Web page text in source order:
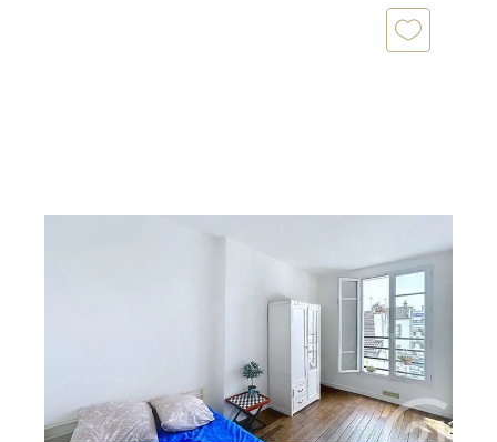
Appartement F3 à vendre
440 000 €
TROIS PIÈCES TRAVERSANT AU DERNIER